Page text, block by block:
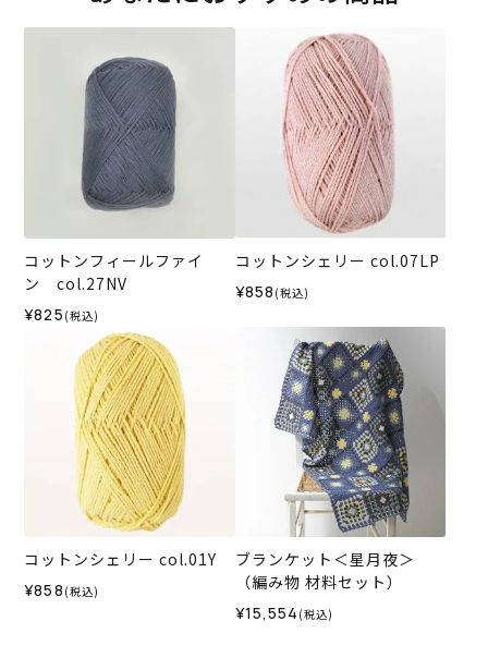
コットンフィールファイ
ン col.27NV
¥825 (税込)
コットンシェリー col.07LP
¥858 (税込)
コットンシェリー col.01Y
¥858 (税込)
ブランケット＜星月夜＞
（編み物 材料セット）
¥15,554 (税込)